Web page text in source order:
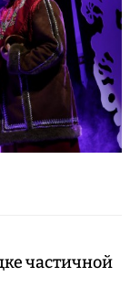
частичной